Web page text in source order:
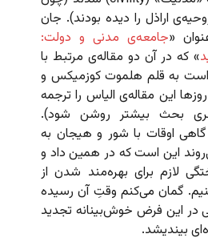
اراذل را دیده بودند). جان
«جامعه‌ی مدنی و دولت:
» که در آن دو مقاله‌ی مرتبط با
به قلم هلموت کوزمیکس و
این مقاله‌ی الیاس را ترجمه
بحث بیشتر روشن شود).
اوقات با شور و هیجان به
این است که در همین داد و
لازم برای بهره‌مند شدن از
گمان می‌کنم وقتِ آن رسیده
در این فرض خوش‌بینانه تجدید
بیندیشد.